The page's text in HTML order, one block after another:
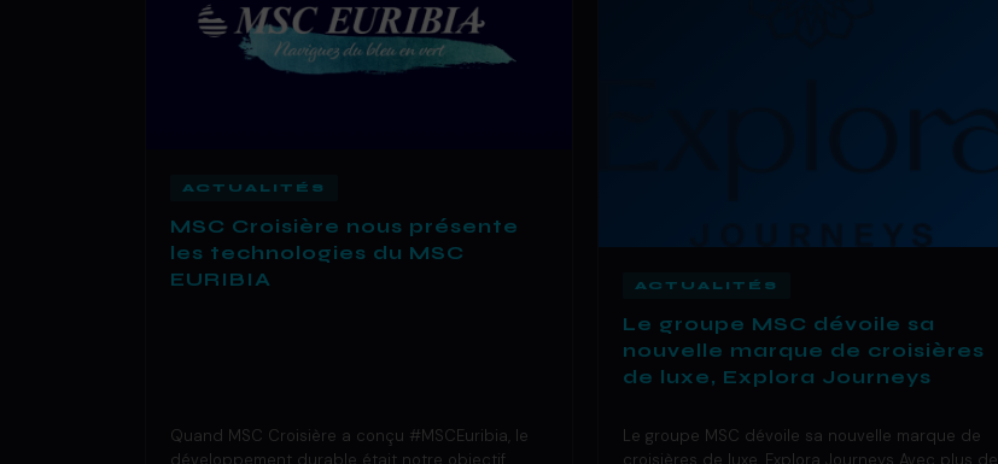
ACTUALITÉS
MSC Croisière nous présente
les technologies du MSC
EURIBIA
Quand MSC Croisière a conçu #MSCEuribia, le
développement durable était notre objectif
ACTUALITÉS
Le groupe MSC dévoile sa
nouvelle marque de croisières
de luxe, Explora Journeys
Le groupe MSC dévoile sa nouvelle marque de
croisières de luxe, Explora Journeys Avec plus de